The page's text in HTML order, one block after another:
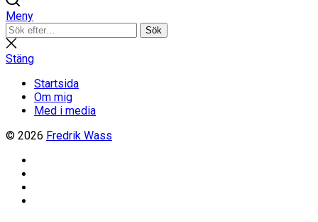
Meny
Sök
efter:
Sök
Stäng
sökning
Stäng
Startsida
Om mig
Med i media
© 2026 Fredrik Wass